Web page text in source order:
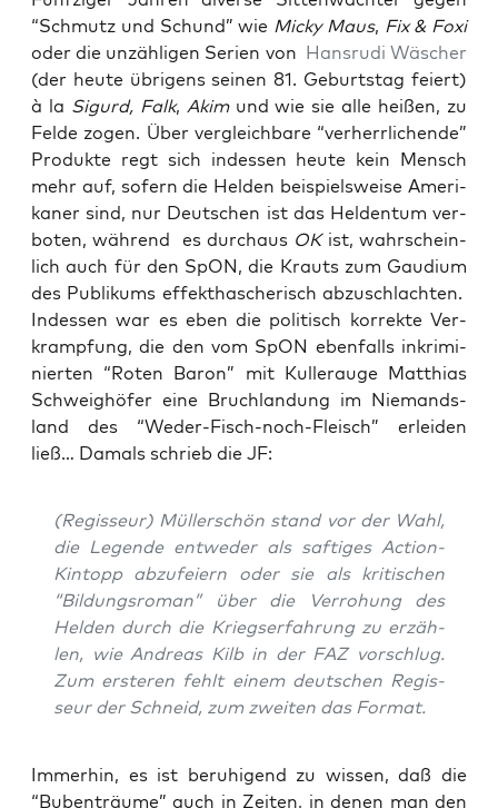
“Schmutz und Schund” wie Micky Maus, Fix & Foxi
oder die unzäh­li­gen Seri­en von Hans­ru­di Wäscher
(der heu­te übri­gens sei­nen 81. Geburts­tag fei­ert)
à la Sigurd, Falk, Akimund wie sie alle hei­ßen, zu
Fel­de zogen. Über ver­gleich­ba­re “ver­herr­li­chen­de”
Pro­duk­te regt sich indes­sen heu­te kein Mensch
mehr auf, sofern die Hel­den bei­spiels­wei­se Ame­ri­
ka­ner sind, nur Deut­schen ist das Hel­den­tum ver­
bo­ten, wäh­rend es durch­aus OK ist, wahr­schein­
lich auch für den SpON, die Krauts zum Gau­di­um
des Publi­kums effekt­ha­sche­risch abzu­schlach­ten.
Indes­sen war es eben die poli­tisch kor­rek­te Ver­
kramp­fung, die den vom SpON eben­falls inkri­mi­
nier­ten “Roten Baron” mit Kul­ler­au­ge Mat­thi­as
Schweig­hö­fer eine Bruch­lan­dung im Nie­mands­
land des “Weder-Fisch-noch-Fleisch” erlei­den
ließ… Damals schrieb die JF:
(Regis­seur) Mül­lerschön stand vor der Wahl,
die Legen­de ent­we­der als saf­ti­ges Action-
Kin­topp abzu­fei­ern oder sie als kri­ti­schen
“Bil­dungs­ro­man” über die Ver­ro­hung des
Hel­den durch die Kriegs­er­fah­rung zu erzäh­
len, wie Andre­as Kilb in der FAZ vor­schlug.
Zum ers­te­ren fehlt einem deut­schen Regis­
seur der Schneid, zum zwei­ten das Format.
Immer­hin, es ist beru­hi­gend zu wis­sen, daß die
“Buben­träu­me” auch in Zei­ten, in denen man den